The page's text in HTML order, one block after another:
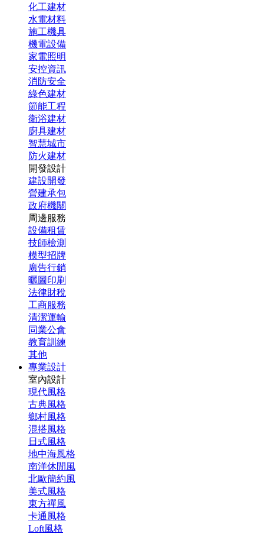
化工建材
水電材料
施工機具
機電設備
家電照明
安控資訊
消防安全
綠色建材
節能工程
衛浴建材
廚具建材
智慧城市
防火建材
開發設計
建設開發
營建承包
政府機關
周邊服務
設備租賃
技師檢測
模型招牌
廣告行銷
曬圖印刷
法律財稅
工商服務
清潔運輸
同業公會
教育訓練
其他
專業設計
室內設計
現代風格
古典風格
鄉村風格
混搭風格
日式風格
地中海風格
南洋休閒風
北歐簡約風
美式風格
東方禪風
卡通風格
Loft風格